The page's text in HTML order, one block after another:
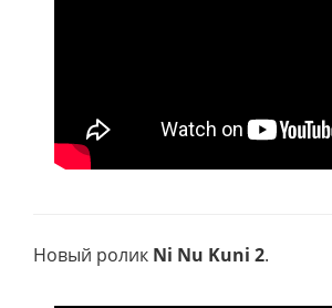
Новый ролик Ni Nu Kuni 2.